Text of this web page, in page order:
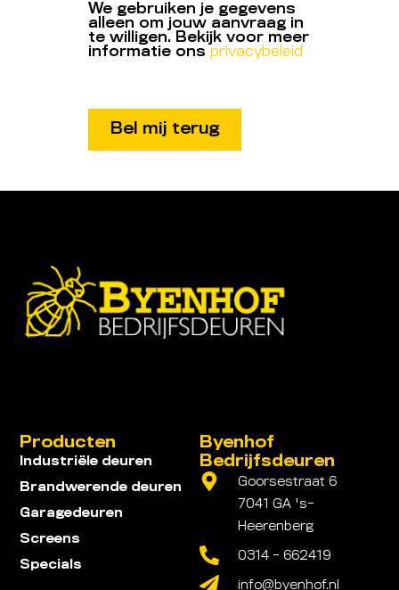
We gebruiken je gegevens
alleen om jouw aanvraag in
te willigen. Bekijk voor meer
informatie ons privacybeleid
Byenhof
Bedrijfsdeuren
Goorsestraat 6
7041 GA 's-
Heerenberg
0314 - 662419
info@byenhof.nl
Producten
Industriële deuren
Brandwerende deuren
Garagedeuren
Screens
Specials